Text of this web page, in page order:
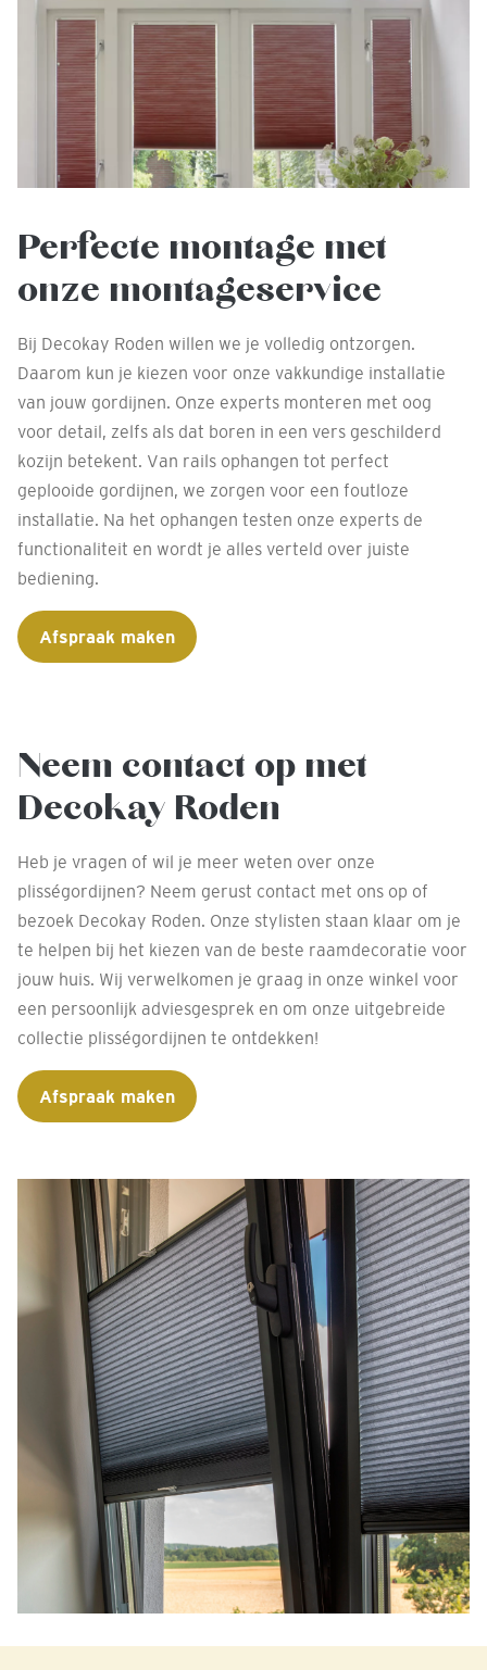
Perfecte montage met
onze montageservice
Bij Decokay Roden willen we je volledig ontzorgen.
Daarom kun je kiezen voor onze vakkundige installatie
van jouw gordijnen. Onze experts monteren met oog
voor detail, zelfs als dat boren in een vers geschilderd
kozijn betekent. Van rails ophangen tot perfect
geplooide gordijnen, we zorgen voor een foutloze
installatie. Na het ophangen testen onze experts de
functionaliteit en wordt je alles verteld over juiste
bediening.
Afspraak maken
Neem contact op met
Decokay Roden
Heb je vragen of wil je meer weten over onze
plisségordijnen? Neem gerust contact met ons op of
bezoek Decokay Roden. Onze stylisten staan klaar om je
te helpen bij het kiezen van de beste raamdecoratie voor
jouw huis. Wij verwelkomen je graag in onze winkel voor
een persoonlijk adviesgesprek en om onze uitgebreide
collectie plisségordijnen te ontdekken!
Afspraak maken